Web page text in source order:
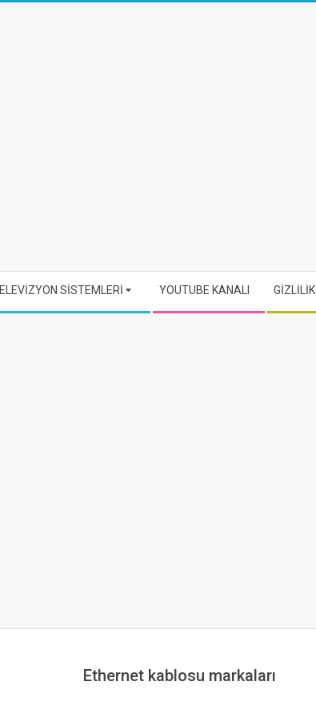
SİSTEMLERİ YOUTUBE KANALI GİZLİLİK
Ethernet kablosu markaları